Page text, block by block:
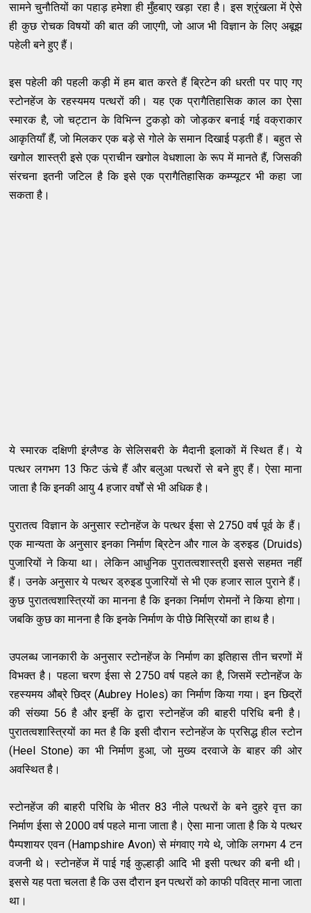
सामने चुनौतियों का पहाड़ हमेशा ही मुँहबाए खड़ा रहा है। इस श्रृंखला में ऐसे
ही कुछ रोचक विषयों की बात की जाएगी, जो आज भी विज्ञान के लिए अबूझ
पहेली बने हुए हैं।
इस पहेली की पहली कड़ी में हम बात करते हैं ब्रिटेन की धरती पर पाए गए
स्टोनहेंज के रहस्यमय पत्थरों की। यह एक प्रागैतिहासिक काल का ऐसा
स्मारक है, जो चट्टान के विभिन्न टुकड़ो को जोड़कर बनाई गई वक्राकार
आकृतियाँ हैं, जो मिलकर एक बड़े से गोले के समान दिखाई पड़ती हैं। बहुत से
खगोल शास्त्री इसे एक प्राचीन खगोल वेधशाला के रूप में मानते हैं, जिसकी
संरचना इतनी जटिल है कि इसे एक प्रागैतिहासिक कम्प्यूटर भी कहा जा
सकता है।
ये स्मारक दक्षिणी इंग्लैण्ड के सेलिसबरी के मैदानी इलाकों में स्थित हैं। ये
पत्थर लगभग 13 फिट ऊंचे हैं और बलुआ पत्थरों से बने हुए हैं। ऐसा माना
जाता है कि इनकी आयु 4 हजार वर्षों से भी अधिक है।
पुरातत्व विज्ञान के अनुसार स्टोनहेंज के पत्थर ईसा से 2750 वर्ष पूर्व के हैं।
एक मान्यता के अनुसार इनका निर्माण ब्रिटेन और गाल के ड्रुइड (Druids)
पुजारियों ने किया था। लेकिन आधुनिक पुरातत्वशास्त्री इससे सहमत नहीं
हैं। उनके अनुसार ये पत्थर ड्रुइड पुजारियों से भी एक हजार साल पुराने हैं।
कुछ पुरातत्वशास्त्रियों का मानना है कि इनका निर्माण रोमनों ने किया होगा।
जबकि कुछ का मानना है कि इनके निर्माण के पीछे मिस्रियों का हाथ है।
उपलब्ध जानकारी के अनुसार स्टोनहेंज के निर्माण का इतिहास तीन चरणों में
विभक्त है। पहला चरण ईसा से 2750 वर्ष पहले का है, जिसमें स्टोनहेंज के
रहस्यमय औब्रे छिद्र (Aubrey Holes) का निर्माण किया गया। इन छिद्रों
की संख्या 56 है और इन्हीं के द्वारा स्टोनहेंज की बाहरी परिधि बनी है।
पुरातत्वशास्त्रियों का मत है कि इसी दौरान स्टोनहेंज के प्रसिद्ध हील स्टोन
(Heel Stone) का भी निर्माण हुआ, जो मुख्य दरवाजे के बाहर की ओर
अवस्थित है।
स्टोनहेंज की बाहरी परिधि के भीतर 83 नीले पत्थरों के बने दुहरे वृत्त का
निर्माण ईसा से 2000 वर्ष पहले माना जाता है। ऐसा माना जाता है कि ये पत्थर
पैम्पशायर एवन (Hampshire Avon) से मंगवाए गये थे, जोकि लगभग 4 टन
वजनी थे। स्टोनहेंज में पाई गई कुल्हाड़ी आदि भी इसी पत्थर की बनी थी।
इससे यह पता चलता है कि उस दौरान इन पत्थरों को काफी पवित्र माना जाता
था।